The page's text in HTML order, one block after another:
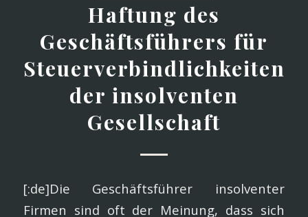
Haftung des
Geschäftsführers für
Steuerverbindlichkeiten
der insolventen
Gesellschaft
[:de]Die Geschäftsführer insolventer
Firmen sind oft der Meinung, dass sich